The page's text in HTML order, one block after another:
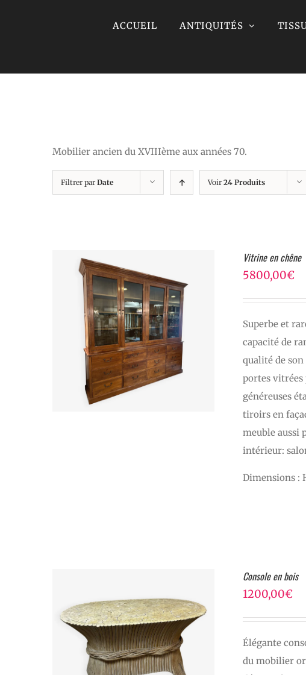
ACCUEIL ANTIQUITÉS
Mobilier ancien du XVIIIème aux années 70.
Filtrer par Date Voir 24 Produits
Vitrine en chêne
5800,00€
Superbe et
capacité de
qualité de
portes vitrées
généreuses
tiroirs en
meuble aussi
intérieur:
Dimensions :
Console en bois
1200,00€
Élégante
du mobilier